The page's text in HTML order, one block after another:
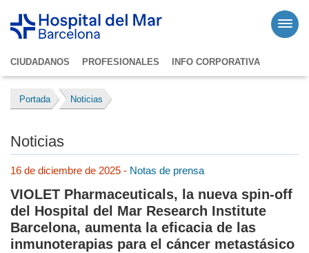
CIUDADANOS PROFESIONALES INFO CORPORATIVA
Portada Noticias
Noticias
16 de diciembre de 2025 - Notas de prensa
VIOLET Pharmaceuticals, la nueva spin-off
del Hospital del Mar Research Institute
Barcelona, aumenta la eficacia de las
inmunoterapias para el cáncer metastásico